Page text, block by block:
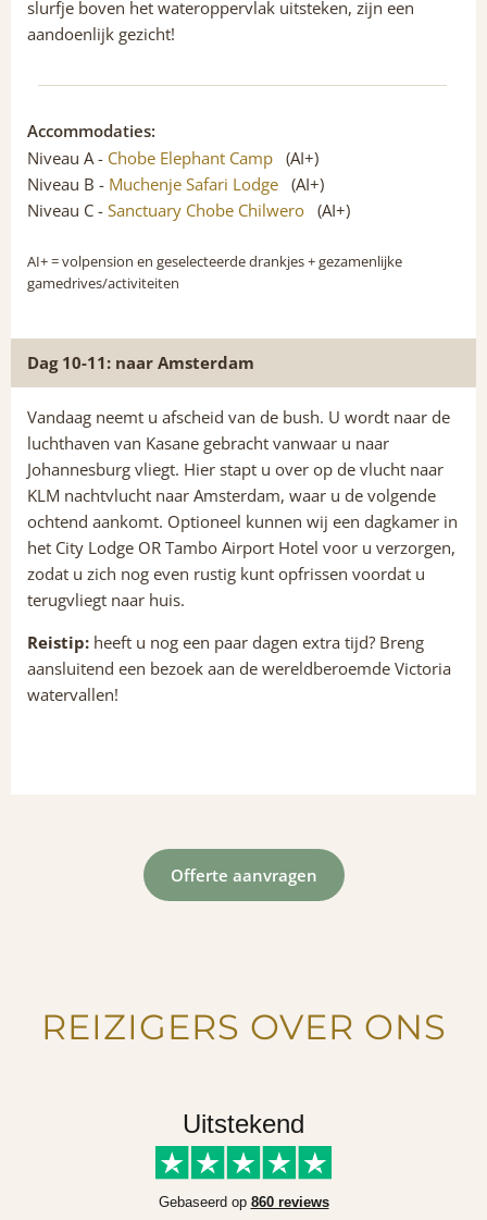
slurfje boven het wateroppervlak uitsteken, zijn een
aandoenlijk gezicht!
Accommodaties:
Niveau A - Chobe Elephant Camp (AI+)
Niveau B - Muchenje Safari Lodge (AI+)
Niveau C - Sanctuary Chobe Chilwero (AI+)
AI+= volpension en geselecteerde drankjes + gezamenlijke
gamedrives/activiteiten
Dag 10-11: naar Amsterdam
Vandaag neemt u afscheid van de bush. U wordt naar de
luchthaven van Kasane gebracht vanwaar u naar
Johannesburg vliegt. Hier stapt u over op de vlucht naar
KLM nachtvlucht naar Amsterdam, waar u de volgende
ochtend aankomt. Optioneel kunnen wij een dagkamer in
het City Lodge OR Tambo Airport Hotel voor u verzorgen,
zodat u zich nog even rustig kunt opfrissen voordat u
terugvliegt naar huis.
Reistip: heeft u nog een paar dagen extra tijd? Breng
aansluitend een bezoek aan de wereldberoemde Victoria
watervallen!
Offerte aanvragen
REIZIGERS OVER ONS
Uitstekend
Gebaseerd op 860 reviews